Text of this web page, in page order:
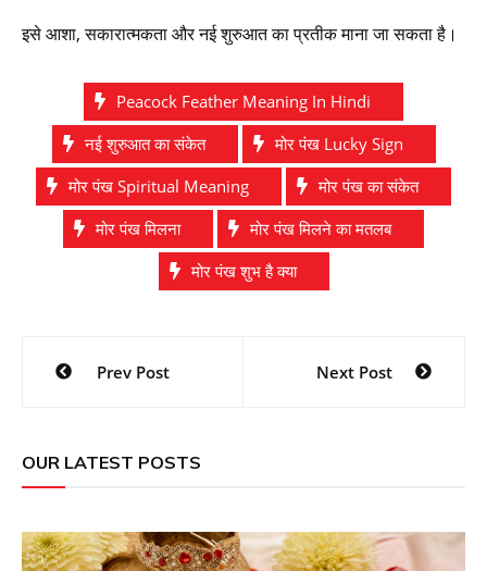
इसे आशा, सकारात्मकता और नई शुरुआत का प्रतीक माना जा सकता है।
Peacock Feather Meaning In Hindi
नई शुरुआत का संकेत
मोर पंख Lucky Sign
मोर पंख Spiritual Meaning
मोर पंख का संकेत
मोर पंख मिलना
मोर पंख मिलने का मतलब
मोर पंख शुभ है क्या
Post
navigation
Prev Post Next Post
OUR LATEST POSTS